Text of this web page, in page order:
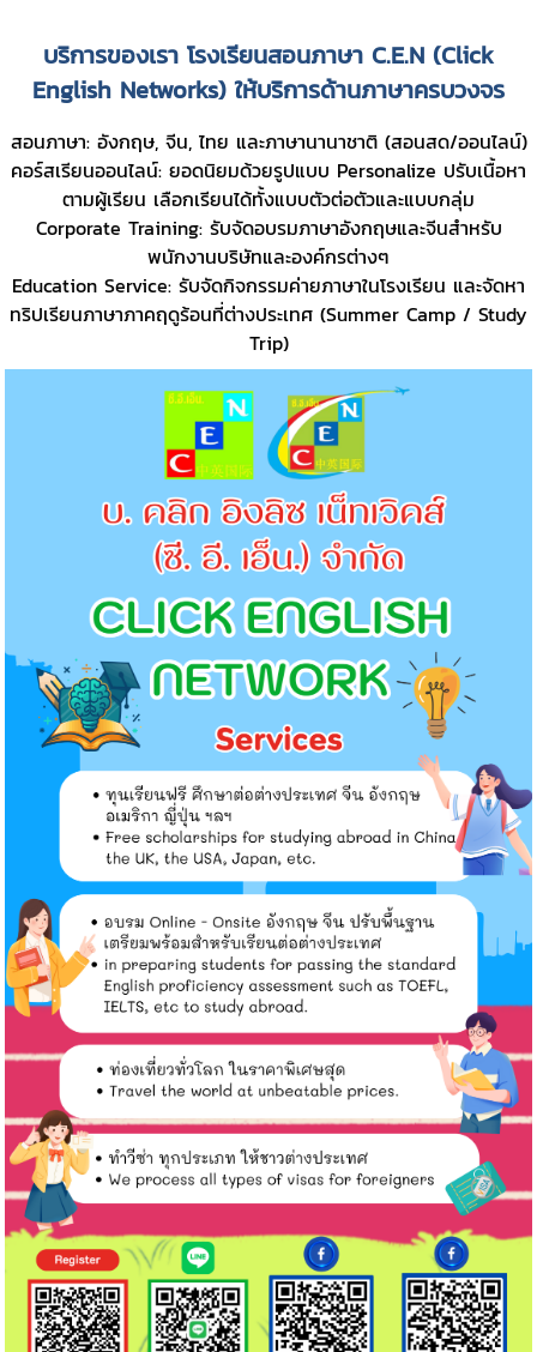
บริการของเรา โรงเรียนสอนภาษา C.E.N (Click
English Networks) ให้บริการด้านภาษาครบวงจร
สอนภาษา: อังกฤษ, จีน, ไทย และภาษานานาชาติ (สอนสด/ออนไลน์)
คอร์สเรียนออนไลน์: ยอดนิยมด้วยรูปแบบ Personalize ปรับเนื้อหา
ตามผู้เรียน เลือกเรียนได้ทั้งแบบตัวต่อตัวและแบบกลุ่ม
Corporate Training: รับจัดอบรมภาษาอังกฤษและจีนสำหรับ
พนักงานบริษัทและองค์กรต่างๆ
Education Service: รับจัดกิจกรรมค่ายภาษาในโรงเรียน และจัดหา
ทริปเรียนภาษาภาคฤดูร้อนที่ต่างประเทศ (Summer Camp / Study
Trip)